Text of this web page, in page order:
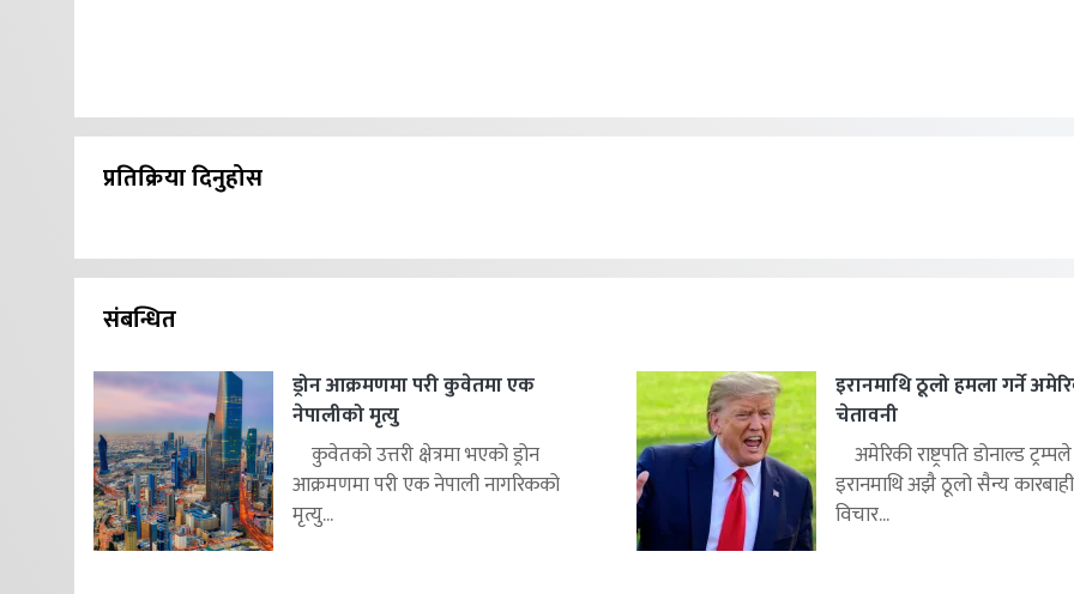
प्रतिक्रिया दिनुहोस
संबन्धित
ड्रोन आक्रमणमा परी कुवेतमा एक
नेपालीको मृत्यु
कुवेतको उत्तरी क्षेत्रमा भएको ड्रोन
आक्रमणमा परी एक नेपाली नागरिकको
मृत्यु...
इरानमाथि ठूलो हमला गर्ने
चेतावनी
अमेरिकी राष्ट्रपति डोनाल्ड ट्रम्पले
इरानमाथि अझै ठूलो सैन्य कारबाही
विचार...